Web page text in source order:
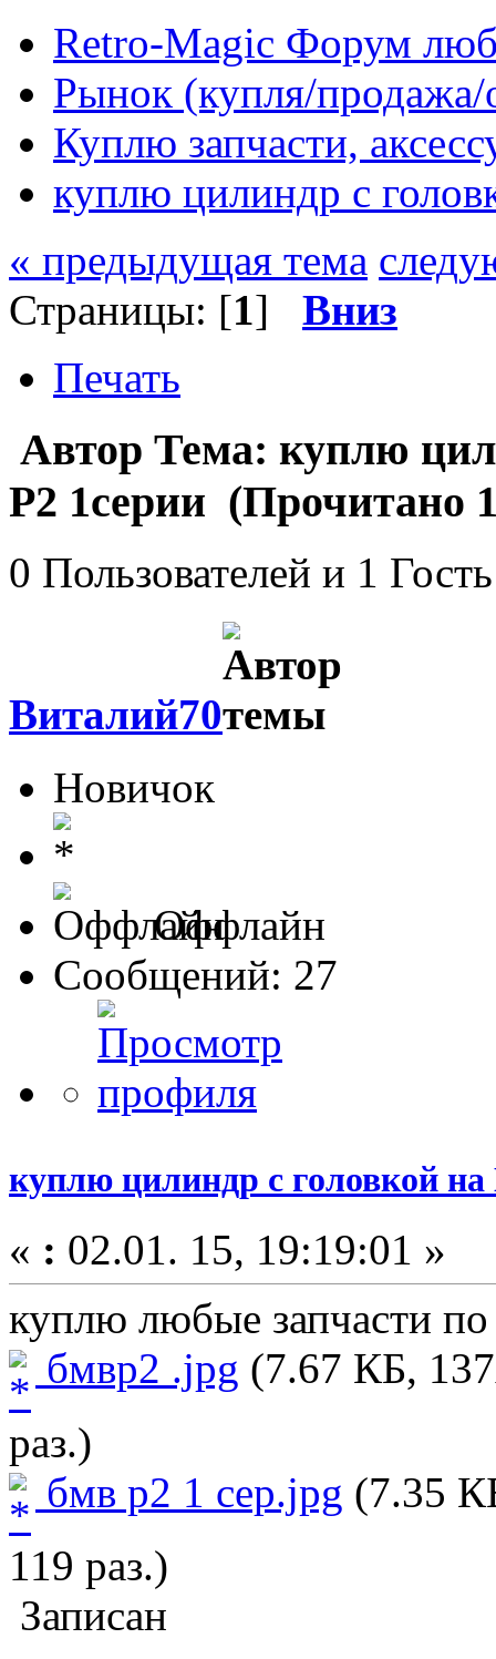
Retro-Magic Форум
Рынок (купля/продажа/
Куплю запчасти,
куплю цилиндр с
« предыдущая тема
Страницы: [1] Вниз
Печать
Автор Тема: куплю
Р2 1серии (Прочитано
0 Пользователей и 1
Виталий70
Новичок
Оффлайн
Сообщений: 27
куплю цилиндр с головкой
« : 02.01. 15, 19:19:01 »
куплю любые запчасти
бмвр2 .jpg (7.67 КБ,
раз.)
бмв р2 1 сер.jpg (7.35
119 раз.)
Записан